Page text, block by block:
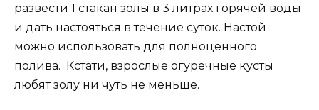
развести 1 стакан золы в 3 литрах горячей воды
и дать настояться в течение суток. Настой
можно использовать для полноценного
полива. Кстати, взрослые огуречные кусты
любят золу ни чуть не меньше.